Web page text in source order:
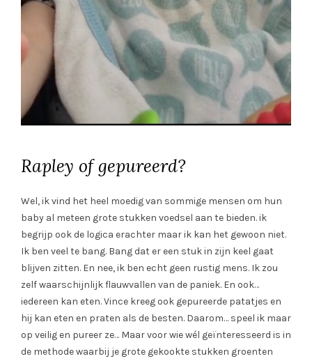
Rapley of gepureerd?
Wel, ik vind het heel moedig van sommige mensen om hun
baby al meteen grote stukken voedsel aan te bieden. ik
begrijp ook de logica erachter maar ik kan het gewoon niet.
Ik ben veel te bang. Bang dat er een stuk in zijn keel gaat
blijven zitten. En nee, ik ben echt geen rustig mens. Ik zou
zelf waarschijnlijk flauwvallen van de paniek. En ook…
iedereen kan eten. Vince kreeg ook gepureerde patatjes en
hij kan eten en praten als de besten. Daarom… speel ik maar
op veilig en pureer ze… Maar voor wie wél geïnteresseerd is in
de methode waarbij je grote gekookte stukken groenten